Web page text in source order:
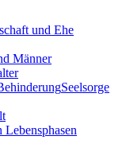
und Ehe
Männer
Seelsorge
Lebensphasen